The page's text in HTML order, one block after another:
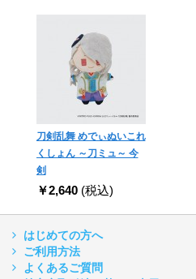
刀剣乱舞 めでぃぬいこれ
くしょん ～刀ミュ～ 今
剣
￥2,640 (税込)
はじめての方へ
ご利用方法
よくあるご質問